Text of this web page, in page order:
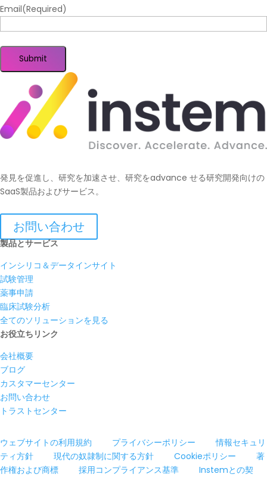
Email(Required)
Submit
発見を促進し、研究を加速させ、研究をadvance せる研究開発向けの
SaaS製品およびサービス。
お問い合わせ
製品とサービス
インシリコ＆データインサイト
試験管理
薬事申請
臨床試験分析
全てのソリューションを見る
お役立ちリンク
会社概要
ブログ
カスタマーセンター
お問い合わせ
トラストセンター
ウェブサイトの利用規約 プライバシーポリシー
情報セキュリ
ティ方針
現代の奴隷制に関する方針 Cookieポリシー
著
作権および商標
採用コンプライアンス基準
Instemとの契